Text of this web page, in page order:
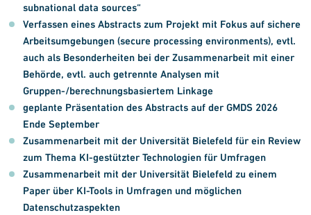
subnational data sources“
Verfassen eines Abstracts zum Projekt mit Fokus auf sichere
Arbeitsumgebungen (secure processing environments), evtl.
auch als Besonderheiten bei der Zusammenarbeit mit einer
Behörde, evtl. auch getrennte Analysen mit
Gruppen-/berechnungsbasiertem Linkage
geplante Präsentation des Abstracts auf der GMDS 2026
Ende September
Zusammenarbeit mit der Universität Bielefeld für ein Review
zum Thema KI-gestützter Technologien für Umfragen
Zusammenarbeit mit der Universität Bielefeld zu einem
Paper über KI-Tools in Umfragen und möglichen
Datenschutzaspekten